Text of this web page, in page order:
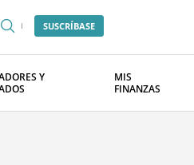
SUSCRÍBASE
Y
MIS
FINANZAS